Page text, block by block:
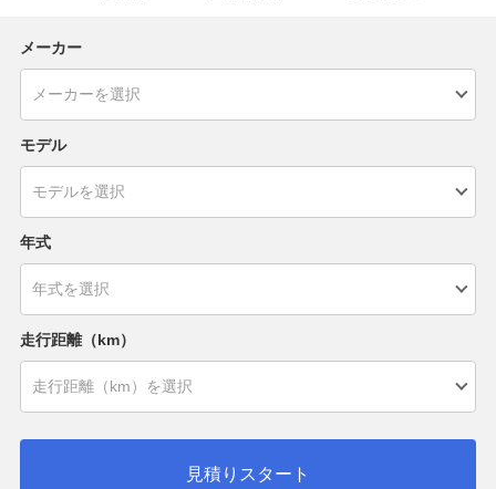
メーカー
モデル
年式
走行距離（km）
見積りスタート